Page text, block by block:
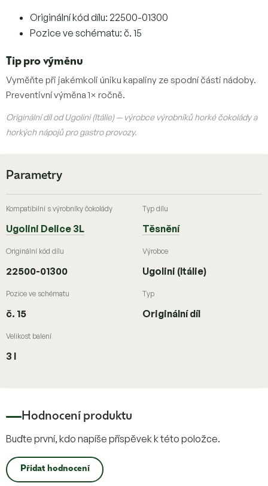
Originální kód dílu: 22500-01300
Pozice ve schématu: č. 15
Tip pro výměnu
Vyměňte při jakémkoli úniku kapaliny ze spodní části nádoby.
Preventivní výměna 1× ročně.
Originální díl od Ugolini (Itálie) — výrobce výrobníků horké čokolády a
horkých nápojů pro gastro provozy.
Parametry
Kompatibilní s výrobníky čokolády
Ugolini Delice 3L
Typ dílu
Těsnění
Originální kód dílu
22500-01300
Výrobce
Ugolini (Itálie)
Pozice ve schématu
č. 15
Typ
Originální díl
Velikost balení
3 l
Hodnocení produktu
Buďte první, kdo napíše příspěvek k této položce.
Přidat hodnocení